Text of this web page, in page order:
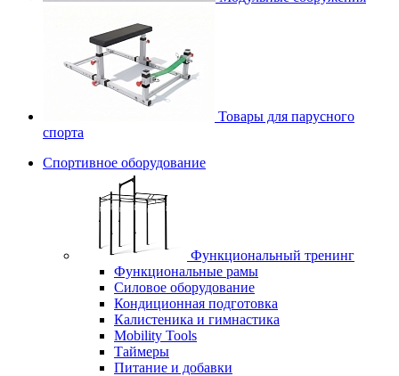
Товары для парусного
спорта
Спортивное оборудование
Функциональный тренинг
Функциональные рамы
Силовое оборудование
Кондиционная подготовка
Калистеника и гимнастика
Mobility Tools
Таймеры
Питание и добавки